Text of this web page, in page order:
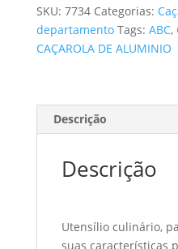
SKU: 7734 Categorias:
departamento Tags: ABC,
CAÇAROLA DE ALUMINIO
Descrição
Descrição
Utensílio culinário,
suas características